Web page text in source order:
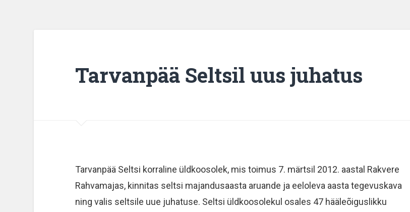
Tarvanpää Seltsil uus juhatus
Tarvanpää Seltsi korraline üldkoosolek, mis toimus 7. märtsil 2012. aastal Rakvere
Rahvamajas, kinnitas seltsi majandusaasta aruande ja eeloleva aasta tegevuskava
ning valis seltsile uue juhatuse. Seltsi üldkoosolekul osales 47 hääleõiguslikku